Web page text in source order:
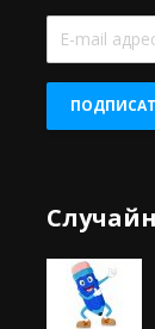
E-
mail